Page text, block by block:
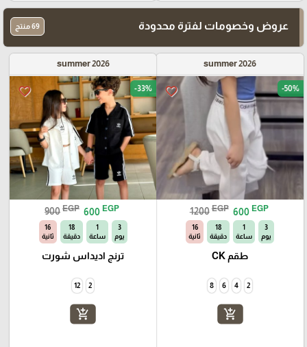
عروض وخصومات لفترة محدودة 69 منتج
summer 2026
favorite_border -50%
1200 EGP 600 EGP
3
يوم
1
ساعة
18
دقيقة
15
ثانية
طقم CK
2
4
6
8
add_shopping_cart
summer 2026
favorite_border -33%
900 EGP 600 EGP
3
يوم
1
ساعة
18
دقيقة
15
ثانية
ترنج اديداس شورت
2
12
add_shopping_cart